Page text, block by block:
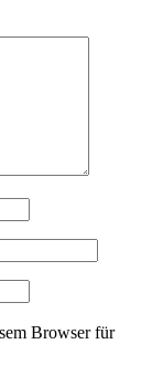
Browser für